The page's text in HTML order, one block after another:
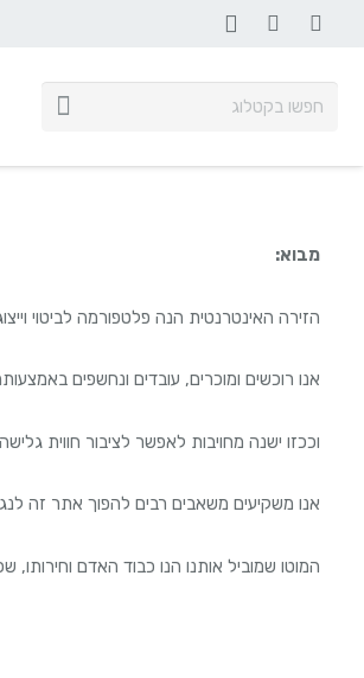
מבוא:
הזירה האינטרנטית הנה פלטפורמה לביטוי
אנו רוכשים ומוכרים, עובדים ונחשפים
וככזו ישנה מחויבות לאפשר לציבור חווית
אנו משקיעים משאבים רבים להפוך אתר זה
המוטו שמוביל אותנו הנו כבוד האדם וחירותו,